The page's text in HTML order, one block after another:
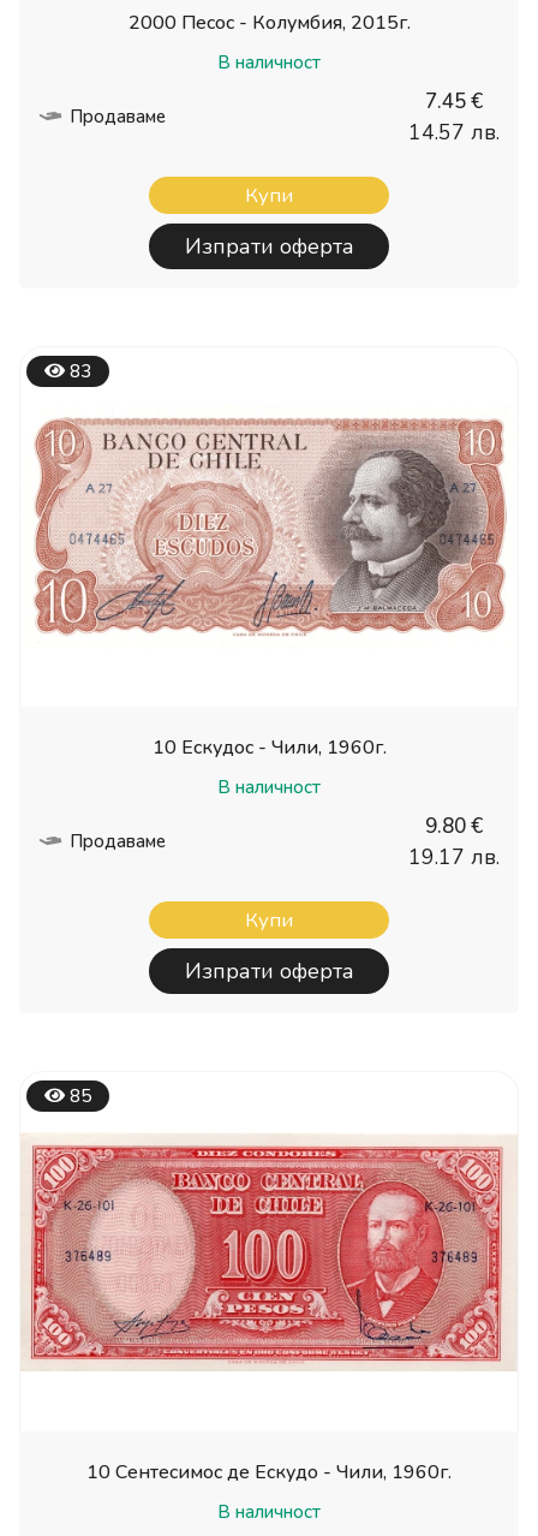
2000 Песос - Колумбия, 2015г.
В наличност
Продаваме
7.45 €
14.57 лв.
Купи
Изпрати оферта
83
10 Ескудос - Чили, 1960г.
В наличност
Продаваме
9.80 €
19.17 лв.
Купи
Изпрати оферта
85
10 Сентесимос де Ескудо - Чили, 1960г.
В наличност